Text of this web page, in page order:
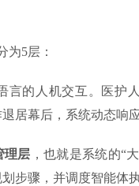
为5层：
言的人机交互。医护
居幕后，系统动态响应
理层 ，也就是系统的“
步骤，并调度智能体执